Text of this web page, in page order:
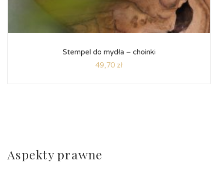
Stempel do mydła – choinki
49,70 zł
Aspekty prawne